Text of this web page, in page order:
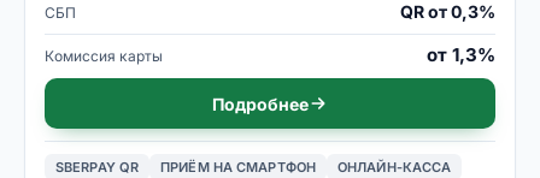
СБП QR от 0,3%
Комиссия карты от 1,3%
Подробнее
SBERPAY QR ПРИЁМ НА СМАРТФОН ОНЛАЙН-КАССА